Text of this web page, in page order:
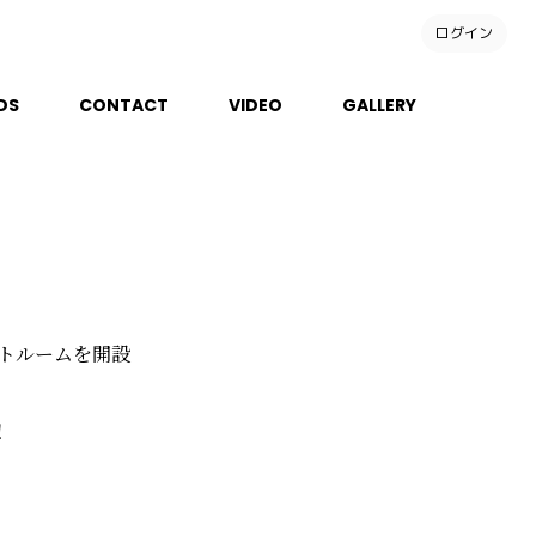
ログイン
CONTACT VIDEO GALLERY
ルームを開設